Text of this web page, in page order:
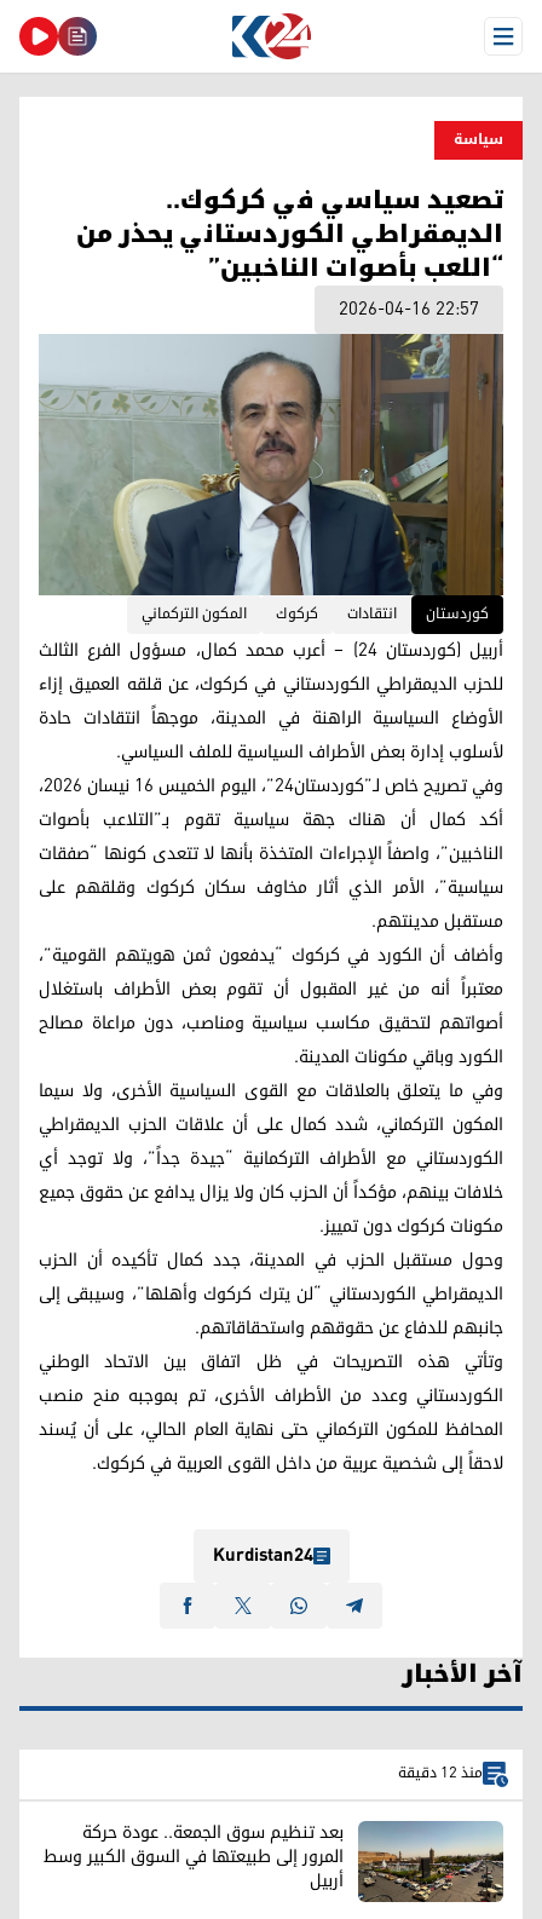
Open Menu
سیاسة
تصعيد سياسي في كركوك..
الديمقراطي الكوردستاني يحذر من
“اللعب بأصوات الناخبين”
2026-04-16 22:57
کوردستان انتقادات كركوك المكون التركماني
أربيل (كوردستان 24) – أعرب محمد كمال، مسؤول الفرع الثالث
للحزب الديمقراطي الكوردستاني في كركوك، عن قلقه العميق إزاء
الأوضاع السياسية الراهنة في المدينة، موجهاً انتقادات حادة
لأسلوب إدارة بعض الأطراف السياسية للملف السياسي.
وفي تصريح خاص لـ”كوردستان24”، اليوم الخميس 16 نيسان 2026،
أكد كمال أن هناك جهة سياسية تقوم بـ”التلاعب بأصوات
الناخبين”، واصفاً الإجراءات المتخذة بأنها لا تتعدى كونها “صفقات
سياسية”، الأمر الذي أثار مخاوف سكان كركوك وقلقهم على
مستقبل مدينتهم.
وأضاف أن الكورد في كركوك “يدفعون ثمن هويتهم القومية”،
معتبراً أنه من غير المقبول أن تقوم بعض الأطراف باستغلال
أصواتهم لتحقيق مكاسب سياسية ومناصب، دون مراعاة مصالح
الكورد وباقي مكونات المدينة.
وفي ما يتعلق بالعلاقات مع القوى السياسية الأخرى، ولا سيما
المكون التركماني، شدد كمال على أن علاقات الحزب الديمقراطي
الكوردستاني مع الأطراف التركمانية “جيدة جداً”، ولا توجد أي
خلافات بينهم، مؤكداً أن الحزب كان ولا يزال يدافع عن حقوق جميع
مكونات كركوك دون تمييز.
وحول مستقبل الحزب في المدينة، جدد كمال تأكيده أن الحزب
الديمقراطي الكوردستاني “لن يترك كركوك وأهلها”، وسيبقى إلى
جانبهم للدفاع عن حقوقهم واستحقاقاتهم.
وتأتي هذه التصريحات في ظل اتفاق بين الاتحاد الوطني
الكوردستاني وعدد من الأطراف الأخرى، تم بموجبه منح منصب
المحافظ للمكون التركماني حتى نهاية العام الحالي، على أن يُسند
لاحقاً إلى شخصية عربية من داخل القوى العربية في كركوك.
Kurdistan24
آخر الأخبار
منذ 12 دقيقة
بعد تنظيم سوق الجمعة.. عودة حركة
المرور إلى طبيعتها في السوق الكبير وسط
أربيل